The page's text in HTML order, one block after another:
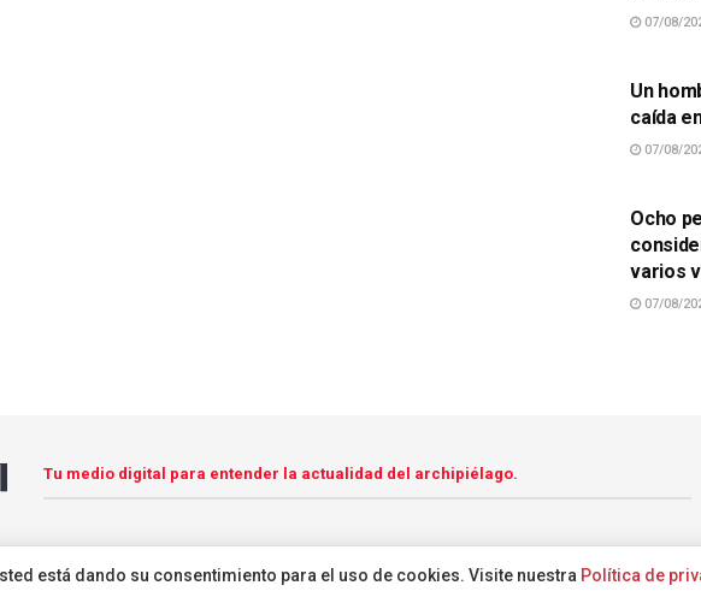
07/08/
Un
caída
07/08/
Ocho
varios
07/08/
Tu medio digital para entender la actualidad del archipiélago.
está dando su consentimiento para el uso de cookies. Visite nuestra Política de